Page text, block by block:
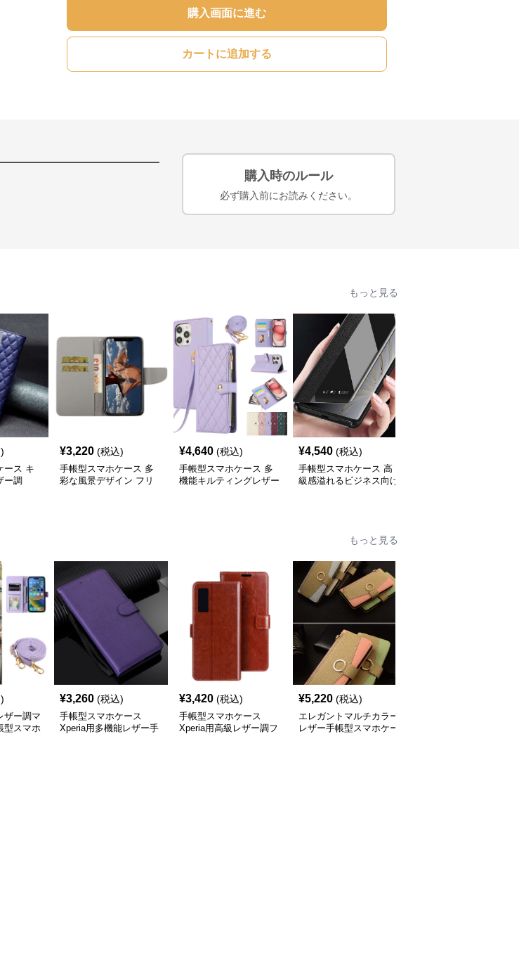
購入画面に進む
カートに追加する
購入時のルール
必ず購入前にお読みください。
もっと見る
ース キ
ー調
¥3,220 (税込)
手帳型スマホケース 多
彩な風景デザイン フリ
¥4,640 (税込)
手帳型スマホケース 多
機能キルティングレザー
¥4,540 (税込)
手帳型スマホケース 高
級感溢れるビジネス向け
もっと見る
ザー調マ
型スマホ
¥3,260 (税込)
手帳型スマホケース
Xperia用多機能レザー手
¥3,420 (税込)
手帳型スマホケース
Xperia用高級レザー調フ
¥5,220 (税込)
エレガントマルチカラー
レザー手帳型スマホケー